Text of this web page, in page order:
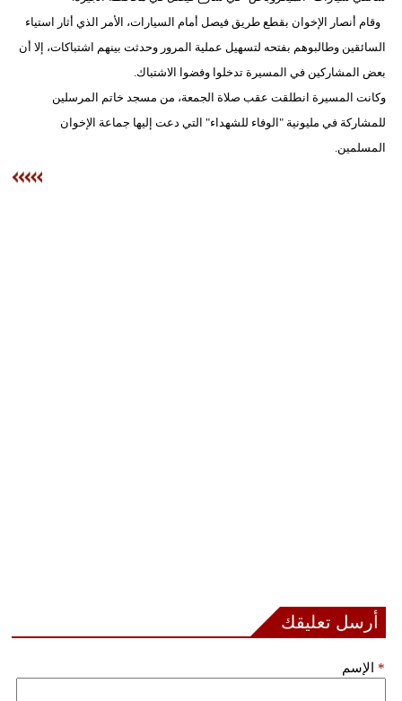
أبراج
سيارات
وقام أنصار الإخوان بقطع طريق فيصل أمام السيارات، الأمر الذي أثار استياء
السائقين وطالبوهم بفتحه لتسهيل عملية المرور وحدثت بينهم اشتباكات، إلا أن
بعض المشاركين في المسيرة تدخلوا وفضوا الاشتباك.
وكانت المسيرة انطلقت عقب صلاة الجمعة، من مسجد خاتم المرسلين
للمشاركة في مليونية "الوفاء للشهداء" التي دعت إليها جماعة الإخوان
المسلمين.
أرسل تعليقك
الإسم *